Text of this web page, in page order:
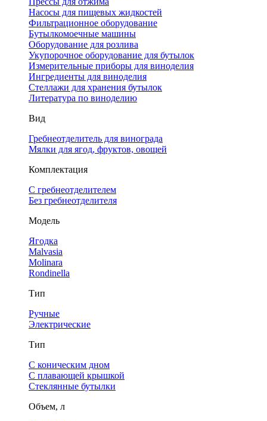
Насосы для пищевых жидкостей
Фильтрационное оборудование
Бутылкомоечные машины
Оборудование для розлива
Укупорочное оборудование для бутылок
Измерительные приборы для виноделия
Ингредиенты для виноделия
Стеллажи для хранения бутылок
Литература по виноделию
Вид
Гребнеотделитель для винограда
Мялки для ягод, фруктов, овощей
Комплектация
С гребнеотделителем
Без гребнеотделителя
Модель
Ягодка
Malvasia
Molinara
Rondinella
Тип
Ручные
Электрические
Тип
С коническим дном
С плавающей крышкой
Стеклянные бутылки
Объем, л